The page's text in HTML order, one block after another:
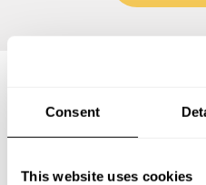
Consent
This website uses cookies
Estas son las preguntas